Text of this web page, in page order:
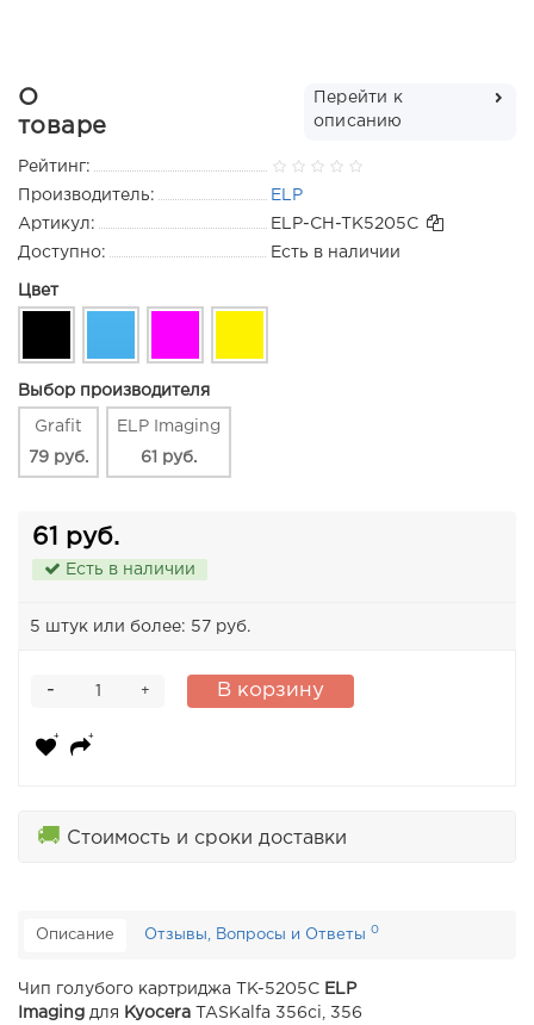
О
товаре
Перейти к
описанию
Рейтинг:
Производитель:
ELP
Артикул:
ELP-CH-TK5205C
Доступно:
Есть в наличии
Цвет
Выбор производителя
Grafit
79 руб.
ELP Imaging
61 руб.
61 руб.
Есть в наличии
5 штук или более: 57 руб.
+
- В корзину
🚚 Стоимость и сроки доставки
Описание Отзывы, Вопросы и Ответы 0
Чип голубого картриджа TK-5205C ELP
Imaging для Kyocera TASKalfa 356ci, 356